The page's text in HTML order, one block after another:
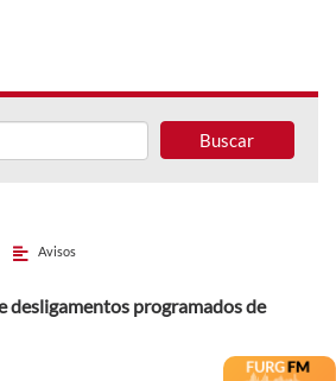
Buscar
Avisos
desligamentos programados de